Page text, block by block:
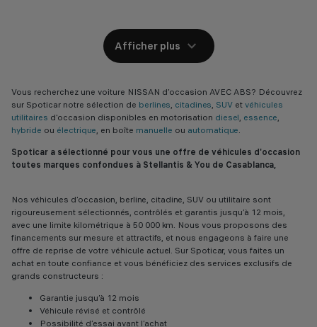
Afficher plus
Vous recherchez une voiture NISSAN d’occasion AVEC ABS? Découvrez
sur Spoticar notre sélection de berlines, citadines, SUV etvéhicules
utilitaires d'occasion disponibles en motorisation diesel, essence,
hybride ou électrique, en boîte manuelle ou automatique.
Spoticar a sélectionné pour vous une offre de véhicules d'occasion
toutes marques confondues à Stellantis & You de Casablanca,
Nos véhicules d’occasion, berline, citadine, SUV ou utilitaire sont
rigoureusement sélectionnés, contrôlés et garantis jusqu’à 12 mois,
avec une limite kilométrique à 50 000 km. Nous vous proposons des
financements sur mesure et attractifs, et nous engageons à faire une
offre de reprise de votre véhicule actuel. Sur Spoticar, vous faites un
achat en toute confiance et vous bénéficiez des services exclusifs de
grands constructeurs :
Garantie jusqu’à 12 mois
Véhicule révisé et contrôlé
Possibilité d’essai avant l’achat